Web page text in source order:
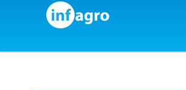
Skip to content